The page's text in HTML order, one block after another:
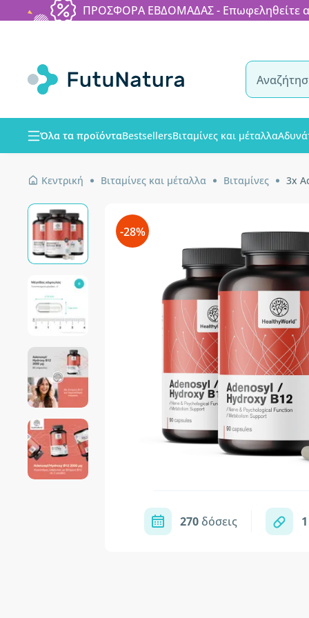
ΠΡΟΣΦΟΡΑ ΕΒΔΟΜΑΔΑΣ - Επωφεληθείτε
Όλα τα προϊόνταBestsellersΒιταμίνες και μέταλλα
Κεντρική Βιταμίνες και μέταλλα Βιταμίνες 3x
-28%
270 δόσεις 1